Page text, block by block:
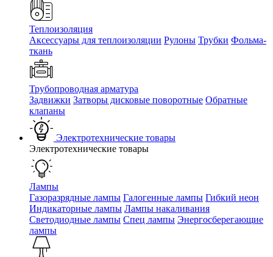
Теплоизоляция
Аксессуары для теплоизоляции Рулоны Трубки Фольма-
ткань
Трубопроводная арматура
Задвижки Затворы дисковые поворотные Обратные
клапаны
Электротехнические товары
Электротехнические товары
Лампы
Газоразрядные лампы Галогенные лампы Гибкий неон
Индикаторные лампы Лампы накаливания
Светодиодные лампы Спец лампы Энергосберегающие
лампы